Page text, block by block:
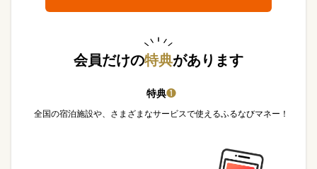
会員だけの特典があります
特典❶
全国の宿泊施設や、さまざまなサービスで使えるふるなびマネー！